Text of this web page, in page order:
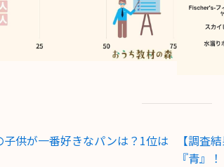
子供が一番好きなパンは？1位は
【調査
『青』！